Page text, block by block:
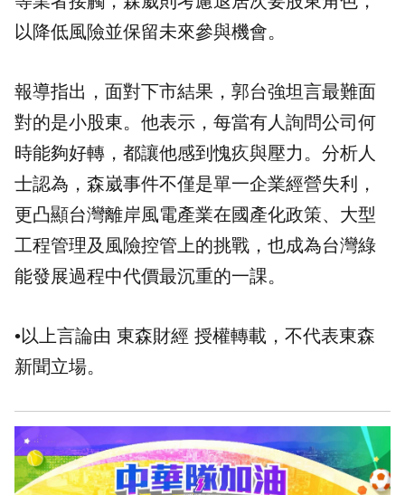
以降低風險並保留未來參與機會。
報導指出，面對下市結果，郭台強坦言最難面
對的是小股東。他表示，每當有人詢問公司何
時能夠好轉，都讓他感到愧疚與壓力。分析人
士認為，森崴事件不僅是單一企業經營失利，
更凸顯台灣離岸風電產業在國產化政策、大型
工程管理及風險控管上的挑戰，也成為台灣綠
能發展過程中代價最沉重的一課。
•以上言論由 東森財經 授權轉載，不代表東森
新聞立場。